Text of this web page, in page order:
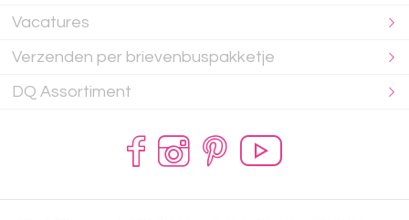
Vacatures
Verzenden per brievenbuspakketje
DQ Assortiment